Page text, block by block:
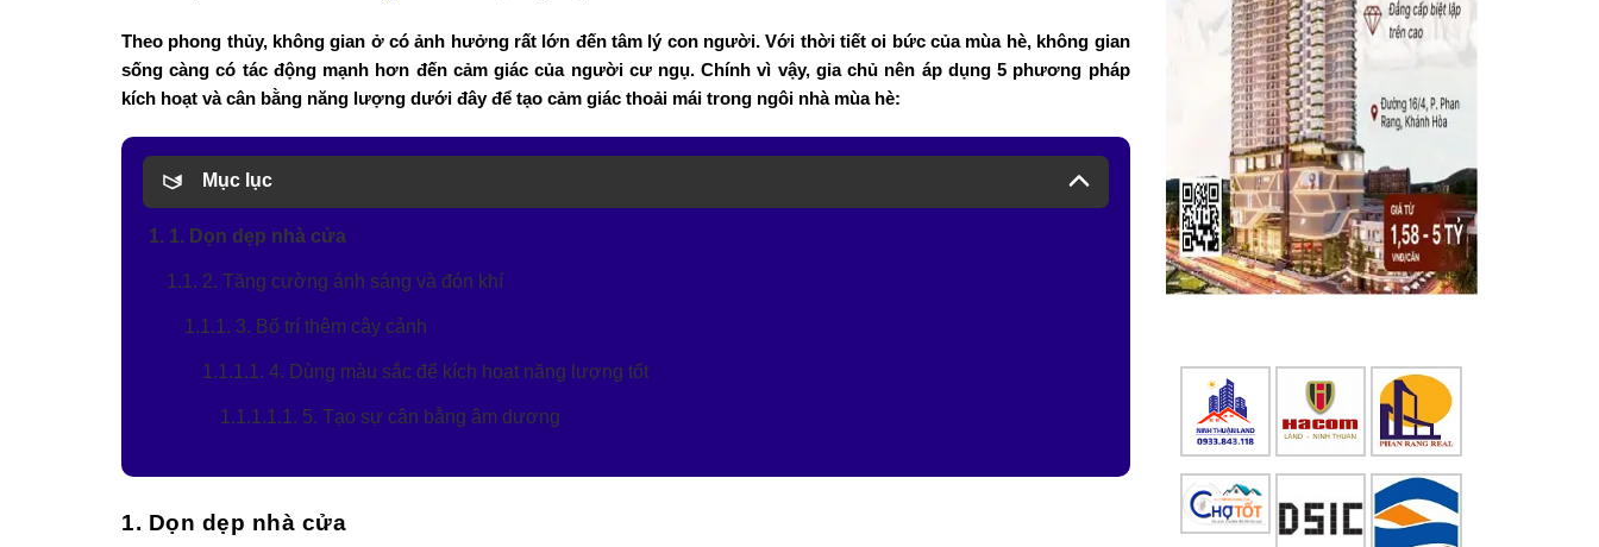
Theo phong thủy, không gian ở có ảnh hưởng rất lớn đến tâm lý con người. Với thời tiết oi bức của mùa hè, không gian
sống càng có tác động mạnh hơn đến cảm giác của người cư ngụ. Chính vì vậy, gia chủ nên áp dụng 5 phương pháp
kích hoạt và cân bằng năng lượng dưới đây để tạo cảm giác thoải mái trong ngôi nhà mùa hè:
Mục lục
1. 1. Dọn dẹp nhà cửa
1.1. 2. Tăng cường ánh sáng và đón khí
1.1.1. 3. Bố trí thêm cây cảnh
1.1.1.1. 4. Dùng màu sắc để kích hoạt năng lượng tốt
1.1.1.1.1. 5. Tạo sự cân bằng âm dương
1. Dọn dẹp nhà cửa